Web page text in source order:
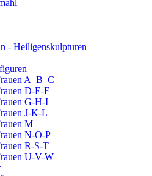
- Heiligenskulpturen
A–B–C
D-E-F
G-H-I
J-K-L
M
N-O-P
R-S-T
U-V-W